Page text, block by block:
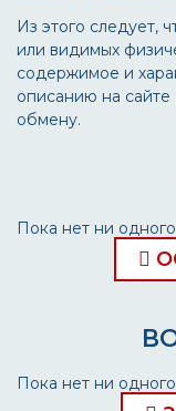
Из этого следует,
или видимых
содержимое и
описанию на сайте
обмену.
Пока нет ни одного
Пока нет ни